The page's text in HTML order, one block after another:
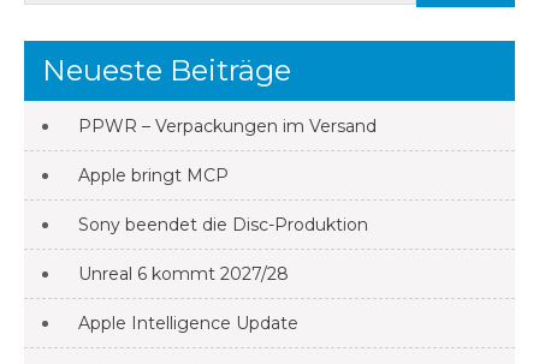
Neueste Beiträge
PPWR – Verpackungen im Versand
Apple bringt MCP
Sony beendet die Disc-Produktion
Unreal 6 kommt 2027/28
Apple Intelligence Update